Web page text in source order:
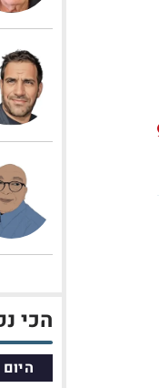
הכי
היום